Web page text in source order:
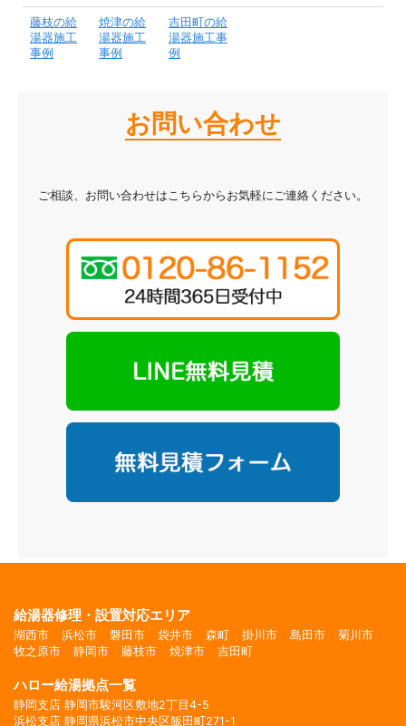
藤枝の給
湯器施工
事例
焼津の給
湯器施工
事例
吉田町の給
湯器施工事
例
お問い合わせ
ご相談、お問い合わせはこちらからお気軽にご連絡ください。
給湯器修理・設置対応エリア
湖西市 浜松市 磐田市 袋井市 森町 掛川市 島田市
菊川市
牧之原市
静岡市 藤枝市 焼津市 吉田町
ハロー給湯拠点一覧
静岡支店 静岡市駿河区敷地2丁目4-5
浜松支店 静岡県浜松市中央区飯田町271-1